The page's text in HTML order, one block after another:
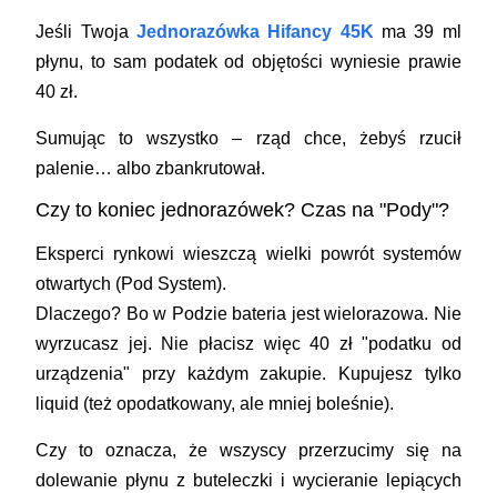
Jeśli TwojaJednorazówka Hifancy 45K ma 39 ml
płynu, to sam podatek od objętości wyniesie prawie
40 zł.
Sumując to wszystko – rząd chce, żebyś rzucił
palenie… albo zbankrutował.
Czy to koniec jednorazówek? Czas na "Pody"?
Eksperci rynkowi wieszczą wielki powrót systemów
otwartych (Pod System).
Dlaczego? Bo w Podzie bateria jest wielorazowa. Nie
wyrzucasz jej. Nie płacisz więc 40 zł "podatku od
urządzenia" przy każdym zakupie. Kupujesz tylko
liquid (też opodatkowany, ale mniej boleśnie).
Czy to oznacza, że wszyscy przerzucimy się na
dolewanie płynu z buteleczki i wycieranie lepiących